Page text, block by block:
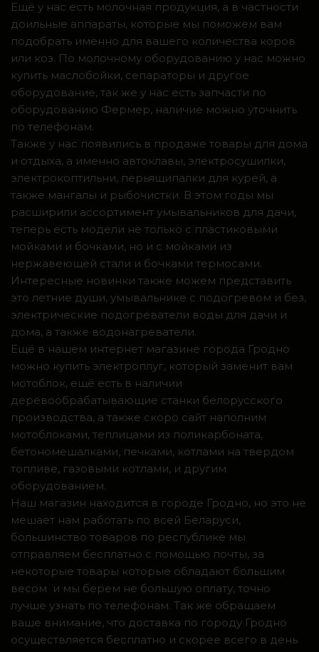
Ещё у нас есть молочная продукция, а в частности
доильные аппараты, которые мы поможем вам
подобрать именно для вашего количества коров
или коз. По молочному оборудованию у нас можно
купить маслобойки, сепараторы и другое
оборудование, так же у нас есть запчасти по
оборудованию Фермер, наличие можно уточнить
по телефонам.
Также у нас появились в продаже товары для дома
и отдыха, а именно автоклавы, электросушилки,
электрокоптильни, перьящипалки для курей, а
также мангалы и рыбочистки. В этом годы мы
расширили ассортимент умывальников для дачи,
теперь есть модели не только с пластиковыми
мойками и бочками, но и с мойками из
нержавеющей стали и бочками термосами.
Интересные новинки также можем представить
это летние души, умывальнике с подогревом и без,
электрические подогреватели воды для дачи и
дома, а также водонагреватели.
Ещё в нашем интернет магазине города Гродно
можно купить электроплуг, который заменит вам
мотоблок, ещё есть в наличии
деревообрабатывающие станки белорусского
производства, а также скоро сайт наполним
мотоблоками, теплицами из поликарбоната,
бетономешалками, печками, котлами на твердом
топливе, газовыми котлами, и другим
оборудованием.
Наш магазин находится в городе Гродно, но это не
мешает нам работать по всей Беларуси,
большинство товаров по республике мы
отправляем бесплатно с помощью почты, за
некоторые товары которые обладают большим
весом и мы берем не большую оплату, точно
лучше узнать по телефонам. Так же обращаем
ваше внимание, что доставка по городу Гродно
осуществляется бесплатно и скорее всего в день